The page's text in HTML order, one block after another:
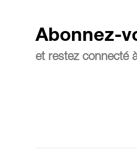
Abonnez-
et restez connecté